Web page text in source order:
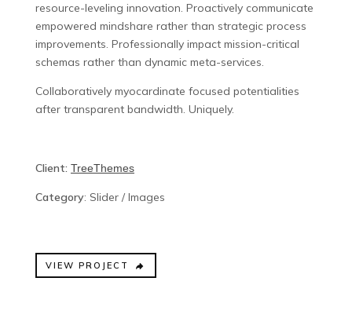
resource-leveling innovation. Proactively communicate
empowered mindshare rather than strategic process
improvements. Professionally impact mission-critical
schemas rather than dynamic meta-services.
Collaboratively myocardinate focused potentialities
after transparent bandwidth. Uniquely.
Client: TreeThemes
Category: Slider / Images
VIEW PROJECT